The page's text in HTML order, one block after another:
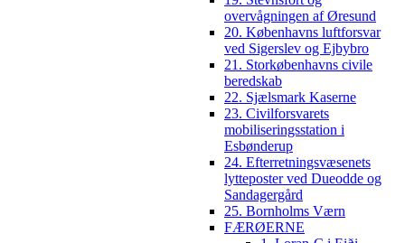
overvågningen af Øresund
20. Københavns luftforsvar
ved Sigerslev og Ejbybro
21. Storkøbenhavns civile
beredskab
22. Sjælsmark Kaserne
23. Civilforsvarets
mobiliseringsstation i
Esbønderup
24. Efterretningsvæsenets
lytteposter ved Dueodde og
Sandagergård
25. Bornholms Værn
FÆRØERNE